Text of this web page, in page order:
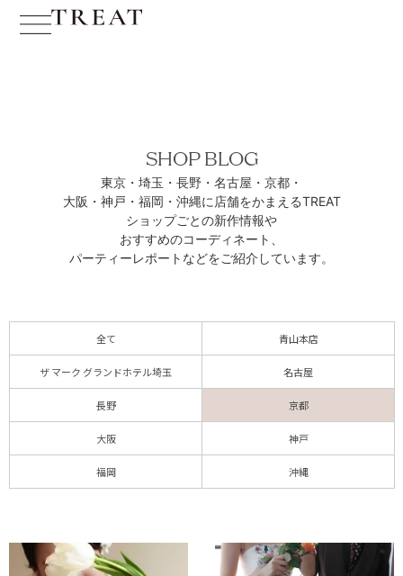
SHOP BLOG
東京・埼玉・長野・名古屋・京都・
大阪・神戸・福岡・沖縄に 店舗をかまえるTREAT
ショップごとの新作情報や
おすすめのコーディネート、
パーティーレポートなどをご紹介しています。
全て 青山本店
ザ マーク グランドホテル埼玉 名古屋
長野 京都
大阪 神戸
福岡 沖縄